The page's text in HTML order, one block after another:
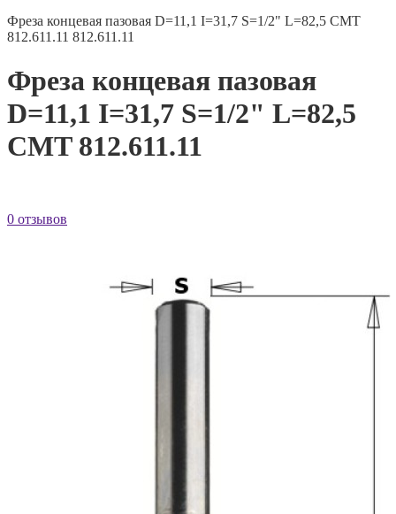
Фреза концевая пазовая D=11,1 I=31,7 S=1/2" L=82,5 CMT
812.611.11 812.611.11
Фреза концевая пазовая
D=11,1 I=31,7 S=1/2" L=82,5
CMT 812.611.11
0 отзывов